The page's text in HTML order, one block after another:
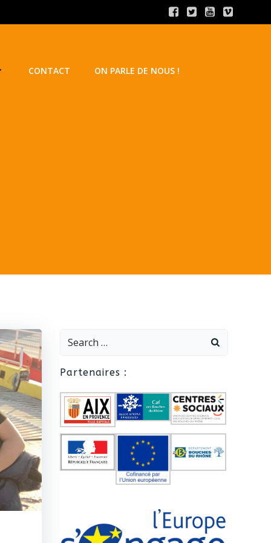
CONTACT ON PARLE DE NOUS !
Search
Partenaires :